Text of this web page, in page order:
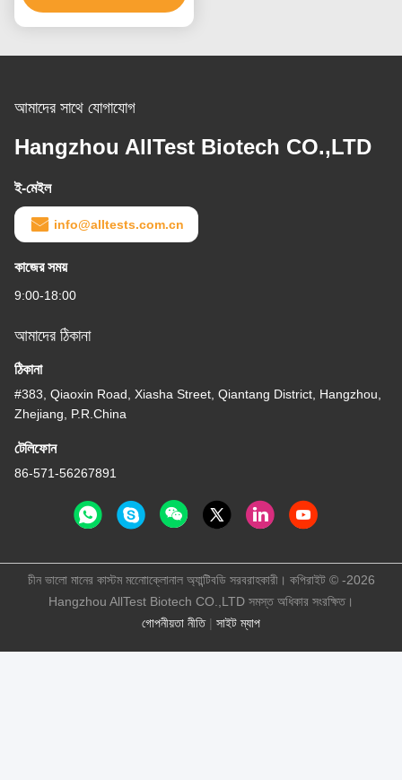
আমাদের সাথে যোগাযোগ
Hangzhou AllTest Biotech CO.,LTD
ই-মেইল
info@alltests.com.cn
কাজের সময়
9:00-18:00
আমাদের ঠিকানা
ঠিকানা
#383, Qiaoxin Road, Xiasha Street, Qiantang District, Hangzhou,
Zhejiang, P.R.China
টেলিফোন
86-571-56267891
গোপনীয়তা নীতি| সাইট ম্যাপ
চীন ভালো মানের কাস্টম মনোোক্লোনাল অ্যান্টিবডি সরবরাহকারী। কপিরাইট © -2026
Hangzhou AllTest Biotech CO.,LTD সমস্ত অধিকার সংরক্ষিত।